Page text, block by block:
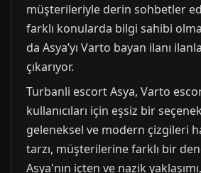
müşterileriyle derin sohbetler
farklı konularda bilgi sahibi
da Asya’yı Varto bayan ilanı
çıkarıyor.
Turbanli escort Asya, Varto
kullanıcıları için eşsiz bir
geleneksel ve modern çizgileri
tarzı, müşterilerine farklı bir
Asya'nın içten ve nazik